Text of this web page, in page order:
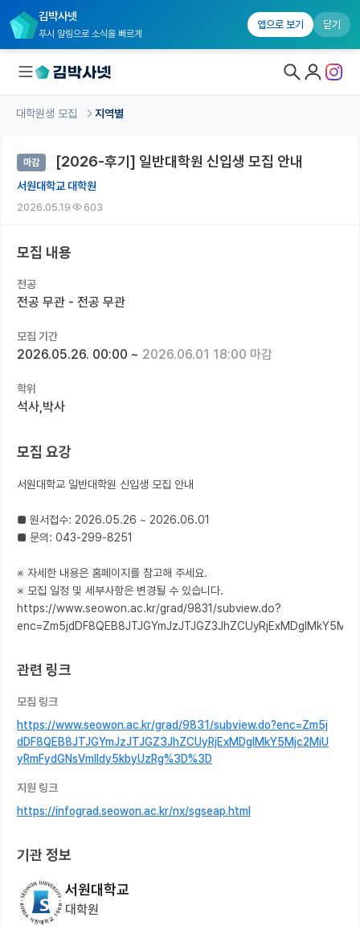
김박사넷
푸시 알림으로 소식을 빠르게
앱으로 보기 닫기
대학원생 모집 홈
전공별 모집 정보
지역별 모집 정보
국내대학원 정보
연구실&오픈랩
커뮤니티
유학교육
이벤트
반도체 아카데미
대학원생 모집 지역별
마감 [2026-후기] 일반대학원 신입생 모집 안내
서원대학교 대학원
2026.05.19 603
모집 내용
전공
전공 무관 - 전공 무관
모집 기간
2026.05.26. 00:00 ~ 2026.06.01 18:00 마감
학위
석사,박사
모집 요강
서원대학교 일반대학원 신입생 모집 안내
■ 원서접수: 2026.05.26 ~ 2026.06.01
■ 문의: 043-299-8251
※ 자세한 내용은 홈페이지를 참고해 주세요.
※ 모집 일정 및 세부사항은 변경될 수 있습니다.
https://www.seowon.ac.kr/grad/9831/subview.do?
관련 링크
모집 링크
https://www.seowon.ac.kr/grad/9831/subview.do?enc=Zm5j
dDF8QEB8JTJGYmJzJTJGZ3JhZCUyRjExMDglMkY5Mjc2MiU
yRmFydGNsVmlldy5kbyUzRg%3D%3D
지원 링크
https://infograd.seowon.ac.kr/nx/sgseap.html
기관 정보
서원대학교
대학원